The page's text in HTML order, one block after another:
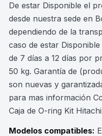
De estar Disponible el
desde nuestra sede en
dependiendo de la
caso de estar
de 7 días a 12 días por
50 kg. Garantía de
son nuevas y
para mas información
Caja de O-ring Kit
Modelos compatibles: